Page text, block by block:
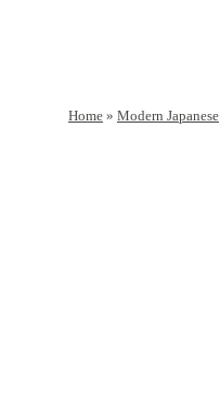
Home » Modern Japanese